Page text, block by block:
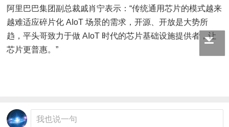
阿里巴巴集团副总裁戚肖宁表示：“传统通用芯片的模式越来
越难适应碎片化 AIoT 场景的需求，开源、开放是大势所
趋，平头哥致力于做 AIoT 时代的芯片基础设施提供者，让
芯片更普惠。”